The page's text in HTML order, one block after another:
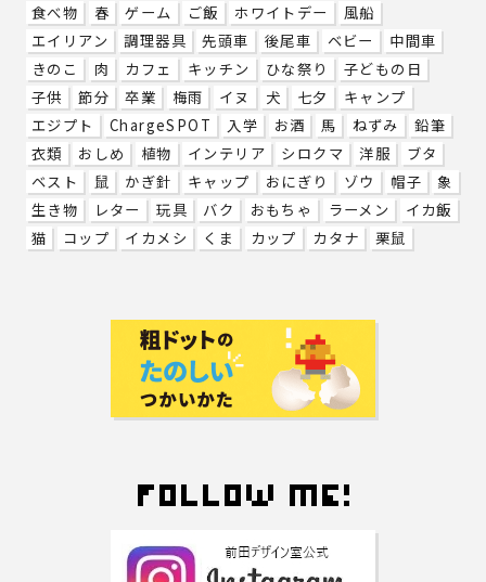
食べ物
春 ゲーム ご飯 ホワイトデー
風船
エイリアン
調理器具 先頭車 後尾車 ベビー
中間車
きのこ
肉 カフェ キッチン ひな祭り
子どもの日
子供
節分 卒業 梅雨 イヌ 犬 七夕
キャンプ
エジプト
ChargeSPOT 入学 お酒 馬 ねずみ
鉛筆
衣類
おしめ 植物 インテリア シロクマ 洋服
ブタ
ベスト
鼠 かぎ針 キャップ おにぎり ゾウ 帽子
象
生き物
レター 玩具 バク おもちゃ ラーメン
イカ飯
猫
コップ イカメシ くま カップ カタナ 栗鼠